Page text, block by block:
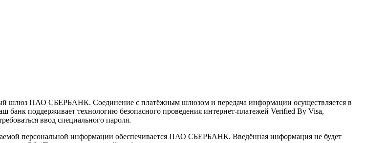
шлюз ПАО СБЕРБАНК. Соединение с платёжным шлюзом и передача информации осуществляется в
поддерживает технологию безопасного проведения интернет-платежей Verified By Visa,
ввод специального пароля.
персональной информации обеспечивается ПАО СБЕРБАНК. Введённая информация не будет